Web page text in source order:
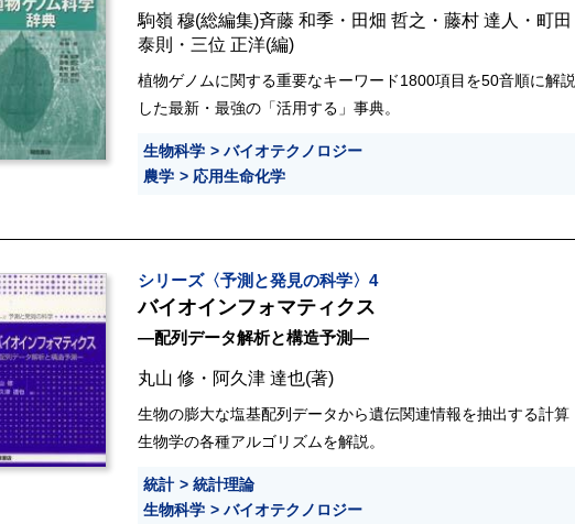
駒嶺 穆(総編集)斉藤 和季 ・ 田畑 哲之 ・ 藤村 達人 ・ 町田
泰則 ・ 三位 正洋(編)
植物ゲノムに関する重要なキーワード1800項目を50音順に解説
した最新・最強の「活用する」事典。
生物科学
バイオテクノロジー
農学
応用生命化学
シリーズ〈予測と発見の科学〉4
バイオインフォマティクス
―配列データ解析と構造予測―
丸山 修 ・ 阿久津 達也(著)
生物の膨大な塩基配列データから遺伝関連情報を抽出する計算
生物学の各種アルゴリズムを解説。
統計
統計理論
生物科学
バイオテクノロジー